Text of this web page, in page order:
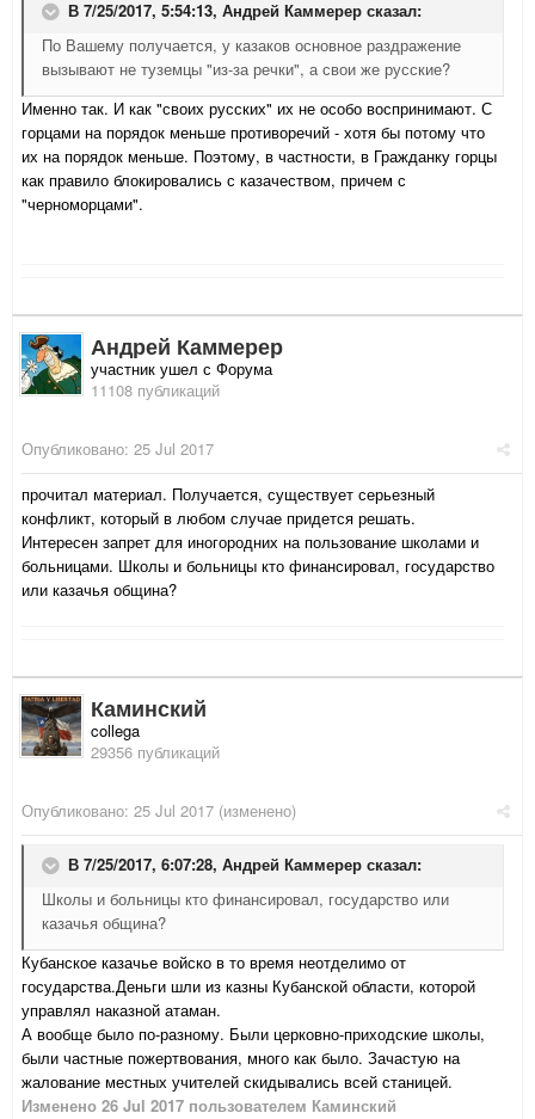
В 7/25/2017, 5:54:13, Андрей Каммерер сказал:
По Вашему получается, у казаков основное раздражение
вызывают не туземцы "из-за речки", а свои же русские?
Именно так. И как "своих русских" их не особо воспринимают. С
горцами на порядок меньше противоречий - хотя бы потому что
их на порядок меньше. Поэтому, в частности, в Гражданку горцы
как правило блокировались с казачеством, причем с
"черноморцами".
Андрей Каммерер
участник ушел с Форума
11108 публикаций
Опубликовано: 25 Jul 2017
прочитал материал. Получается, существует серьезный
конфликт, который в любом случае придется решать.
Интересен запрет для иногородних на пользование школами и
больницами. Школы и больницы кто финансировал, государство
или казачья община?
Каминский
collega
29356 публикаций
Опубликовано: 25 Jul 2017 (изменено)
В 7/25/2017, 6:07:28, Андрей Каммерер сказал:
Школы и больницы кто финансировал, государство или
казачья община?
Кубанское казачье войско в то время неотделимо от
государства.Деньги шли из казны Кубанской области, которой
управлял наказной атаман.
А вообще было по-разному. Были церковно-приходские школы,
были частные пожертвования, много как было. Зачастую на
жалование местных учителей скидывались всей станицей.
Изменено 26 Jul 2017 пользователем Каминский